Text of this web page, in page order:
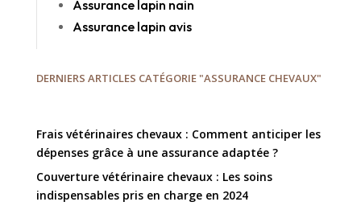
Assurance lapin nain
Assurance lapin avis
DERNIERS ARTICLES CATÉGORIE "ASSURANCE CHEVAUX"
Frais vétérinaires chevaux : Comment anticiper les
dépenses grâce à une assurance adaptée ?
Couverture vétérinaire chevaux : Les soins
indispensables pris en charge en 2024